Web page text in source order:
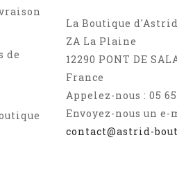
de
La Boutique d'Astrid
ZA La Plaine
12290 PONT DE
France
Appelez-nous : 05
Envoyez-nous un e-
contact@astrid-